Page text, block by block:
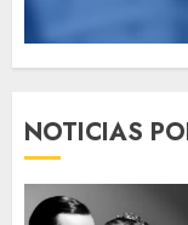
NOTICIAS
1